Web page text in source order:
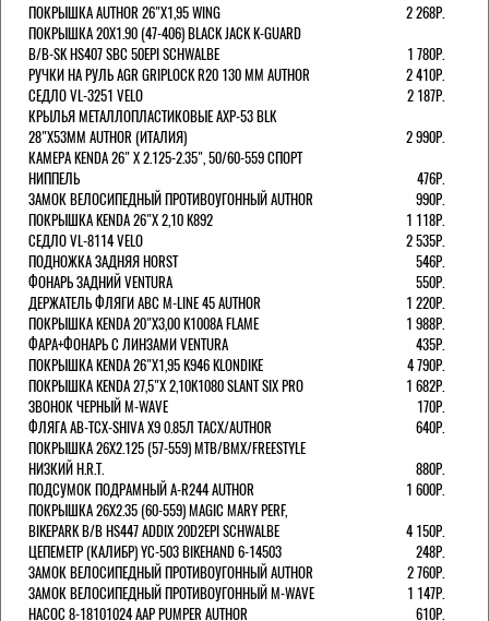
ПОКРЫШКА AUTHOR 26"Х1,95 WING
2 268Р.
ПОКРЫШКА 20X1.90 (47-406) BLACK JACK K-GUARD
B/B-SK HS407 SBC 50EPI SCHWALBE
1 780Р.
РУЧКИ НА РУЛЬ AGR GRIPLOCK R20 130 ММ AUTHOR
2 410Р.
СЕДЛО VL-3251 VELO
2 187Р.
КРЫЛЬЯ МЕТАЛЛОПЛАСТИКОВЫЕ AXP-53 BLK
28"Х53ММ AUTHOR (ИТАЛИЯ)
2 990Р.
КАМЕРА KENDA 26" Х 2.125-2.35", 50/60-559 СПОРТ
НИППЕЛЬ
476Р.
ЗАМОК ВЕЛОСИПЕДНЫЙ ПРОТИВОУГОННЫЙ AUTHOR
990Р.
ПОКРЫШКА KENDA 26"Х 2,10 K892
1 118Р.
СЕДЛО VL-8114 VELO
2 535Р.
ПОДНОЖКА ЗАДНЯЯ HORST
546Р.
ФОНАРЬ ЗАДНИЙ VENTURA
550Р.
ДЕРЖАТЕЛЬ ФЛЯГИ АВС M-LINE 45 AUTHOR
1 220Р.
ПОКРЫШКА KENDA 20"Х3,00 K1008A FLAME
1 988Р.
ФАРА+ФОНАРЬ С ЛИНЗАМИ VENTURA
435Р.
ПОКРЫШКА KENDA 26"Х1,95 K946 KLONDIKE
4 790Р.
ПОКРЫШКА KENDA 27,5"Х 2,10K1080 SLANT SIX PRO
1 682Р.
ЗВОНОК ЧЕРНЫЙ M-WAVE
170Р.
ФЛЯГА AB-TCX-SHIVA X9 0.85Л TACX/AUTHOR
640Р.
ПОКРЫШКА 26X2.125 (57-559) MTB/BMX/FREESTYLE
НИЗКИЙ H.R.T.
880Р.
ПОДСУМОК ПОДРАМНЫЙ A-R244 AUTHOR
1 600Р.
ПОКРЫШКА 26X2.35 (60-559) MAGIC MARY PERF,
BIKEPARK B/B HS447 ADDIX 20D2EPI SCHWALBE
4 150Р.
ЦЕПЕМЕТР (КАЛИБР) YC-503 BIKEHAND 6-14503
248Р.
ЗАМОК ВЕЛОСИПЕДНЫЙ ПРОТИВОУГОННЫЙ AUTHOR
2 760Р.
ЗАМОК ВЕЛОСИПЕДНЫЙ ПРОТИВОУГОННЫЙ M-WAVE
1 147Р.
НАСОС 8-18101024 AAP PUMPER AUTHOR
610Р.